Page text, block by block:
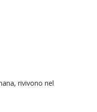
rivivono nel